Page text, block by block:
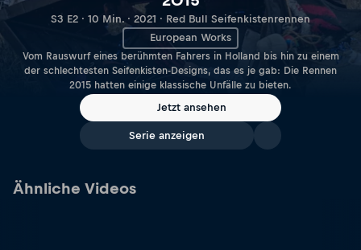
S3 E2 · 10 Min. · 2021 · Red Bull Seifenkistenrennen
European Works
Vom Rauswurf eines berühmten Fahrers in Holland bis hin zu einem
der schlechtesten Seifenkisten-Designs, das es je gab: Die Rennen
2015 hatten einige klassische Unfälle zu bieten.
Jetzt ansehen
Serie anzeigen
Ähnliche Videos